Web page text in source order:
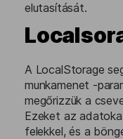
elutasítását.
A LocalStorage
munkamenet -
megőrizzük a
Ezeket az
felekkel, és a